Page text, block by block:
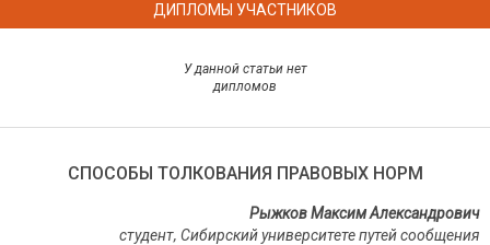
ДИПЛОМЫ УЧАСТНИКОВ
У данной статьи нет
дипломов
СПОСОБЫ ТОЛКОВАНИЯ ПРАВОВЫХ НОРМ
Рыжков Максим Александрович
студент, Сибирский университете путей сообщения